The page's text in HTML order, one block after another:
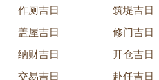
作厕吉日 筑堤吉日
盖屋吉日 修门吉日
纳财吉日 开仓吉日
交易吉日 赴任吉日